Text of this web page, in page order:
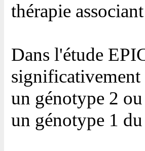
thérapie
Dans l'étude
significativement
un génotype 2
un génotype 1